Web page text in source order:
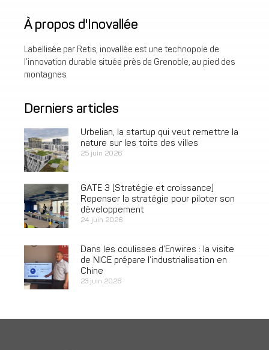
À propos d'Inovallée
Labellisée par Retis, inovallée est une technopole de
l’innovation durable située près de Grenoble, au pied des
montagnes.
Derniers articles
Urbelian, la startup qui veut remettre la
nature sur les toits des villes
25 juin 2026
GATE 3 [Stratégie et croissance]
Repenser la stratégie pour piloter son
développement
24 juin 2026
Dans les coulisses d’Enwires : la visite
de NICE prépare l’industrialisation en
Chine
23 juin 2026